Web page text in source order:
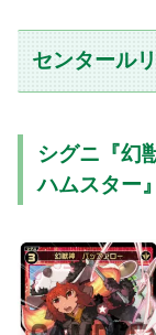
センタール
シグニ『
ハムスター